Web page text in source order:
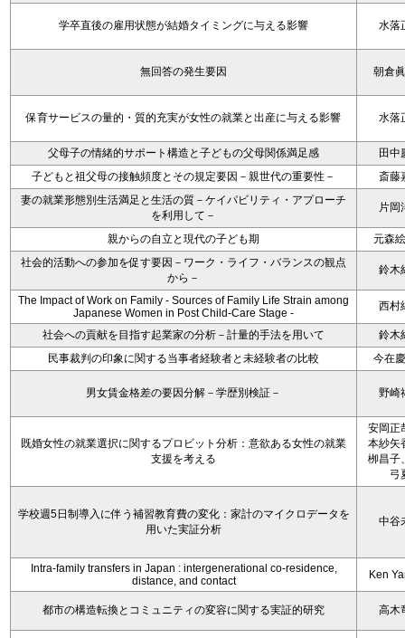
学卒直後の雇用状態が結婚タイミングに与える影響 水落
無回答の発生要因 朝倉
保育サービスの量的・質的充実が女性の就業と出産に与える影響 水落
父母子の情緒的サポート構造と子どもの父母関係満足感
田中
子どもと祖父母の接触頻度とその規定要因－親世代の重要性－
斎藤
妻の就業形態別生活満足と生活の質－ケイパビリティ・アプローチ
を利用して－
片岡
親からの自立と現代の子ども期
元森
社会的活動への参加を促す要因－ワーク・ライフ・バランスの観点
から－
鈴木
The Impact of Work on Family - Sources of Family Life Strain among
Japanese Women in Post Child-Care Stage -
西村
社会への貢献を目指す起業家の分析－計量的手法を用いて
鈴木
民事裁判の印象に関する当事者経験者と未経験者の比較
今在
男女賃金格差の要因分解－学歴別検証－ 野崎
既婚女性の就業選択に関するプロビット分析：意欲ある女性の就業
支援を考える
安岡正
本紗矢
栁昌子
弓
学校週5日制導入に伴う補習教育費の変化：家計のマイクロデータを
用いた実証分析
中谷
Intra-family transfers in Japan : intergenerational co-residence,
distance, and contact
Ken
都市の構造転換とコミュニティの変容に関する実証的研究 高木